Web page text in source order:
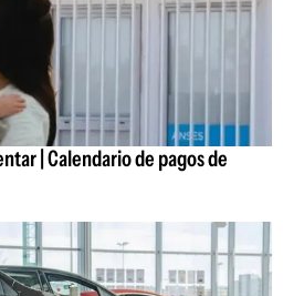
| Calendario de pagos de